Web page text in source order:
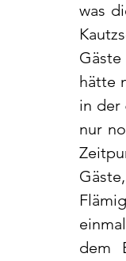
was
hätte
in der
nur
dem